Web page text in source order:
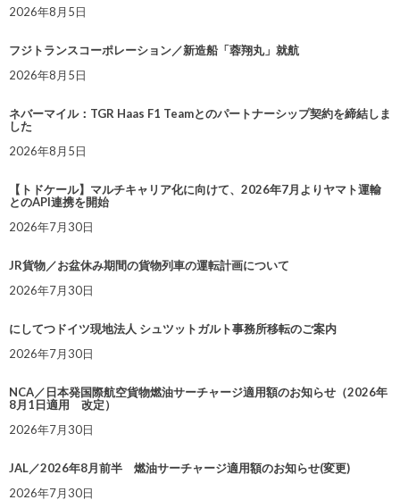
2026年8月5日
フジトランスコーポレーション／新造船「蓉翔丸」就航
2026年8月5日
ネバーマイル：TGR Haas F1 Teamとのパートナーシップ契約を締結しま
した
2026年8月5日
【トドケール】マルチキャリア化に向けて、2026年7月よりヤマト運輸
とのAPI連携を開始
2026年7月30日
JR貨物／お盆休み期間の貨物列車の運転計画について
2026年7月30日
にしてつドイツ現地法人 シュツットガルト事務所移転のご案内
2026年7月30日
NCA／日本発国際航空貨物燃油サーチャージ適用額のお知らせ（2026年
8月1日適用 改定）
2026年7月30日
JAL／2026年8月前半 燃油サーチャージ適用額のお知らせ(変更)
2026年7月30日